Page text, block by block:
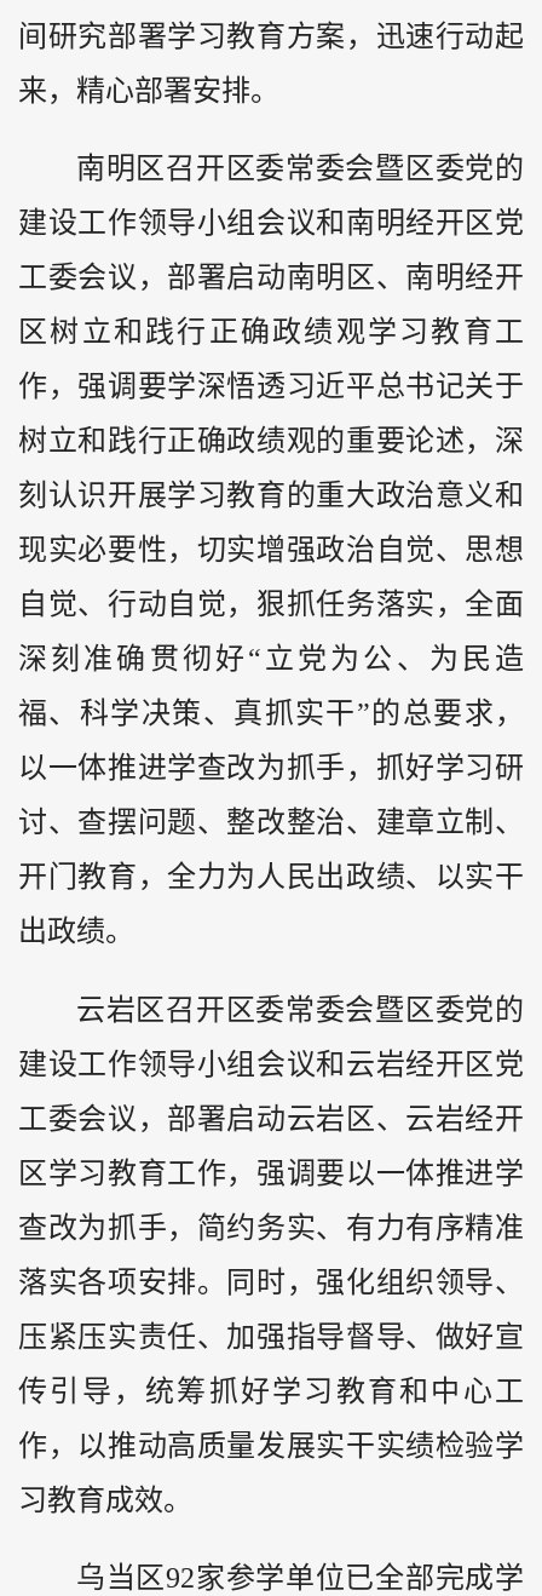
间研究部署学习教育方案，迅速行动起
来，精心部署安排。
南明区召开区委常委会暨区委党的
建设工作领导小组会议和南明经开区党
工委会议，部署启动南明区、南明经开
区树立和践行正确政绩观学习教育工
作，强调要学深悟透习近平总书记关于
树立和践行正确政绩观的重要论述，深
刻认识开展学习教育的重大政治意义和
现实必要性，切实增强政治自觉、思想
自觉、行动自觉，狠抓任务落实，全面
深刻准确贯彻好“立党为公、为民造
福、科学决策、真抓实干”的总要求，
以一体推进学查改为抓手，抓好学习研
讨、查摆问题、整改整治、建章立制、
开门教育，全力为人民出政绩、以实干
出政绩。
云岩区召开区委常委会暨区委党的
建设工作领导小组会议和云岩经开区党
工委会议，部署启动云岩区、云岩经开
区学习教育工作，强调要以一体推进学
查改为抓手，简约务实、有力有序精准
落实各项安排。同时，强化组织领导、
压紧压实责任、加强指导督导、做好宣
传引导，统筹抓好学习教育和中心工
作，以推动高质量发展实干实绩检验学
习教育成效。
乌当区92家参学单位已全部完成学